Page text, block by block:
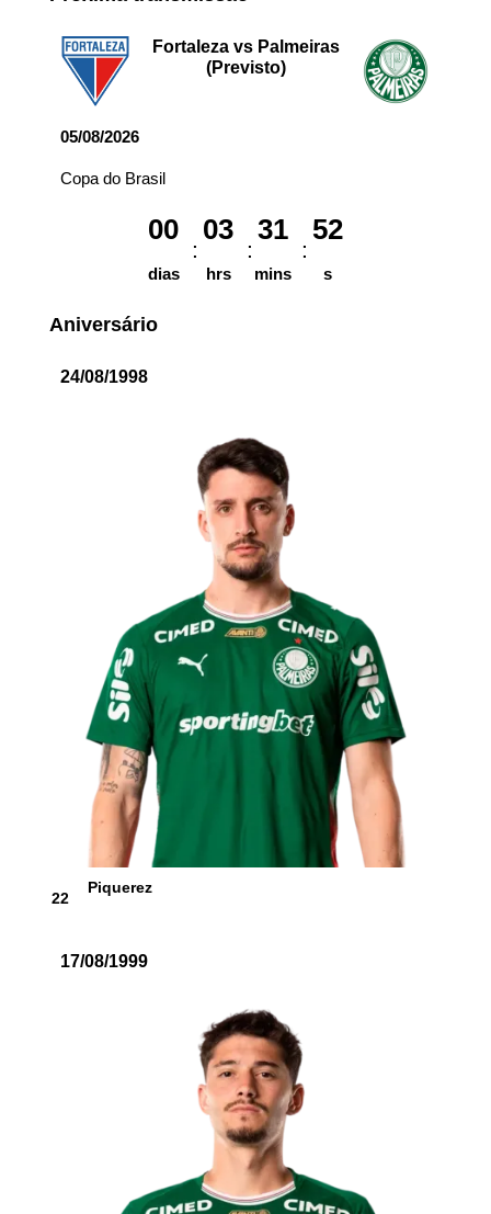
Fortaleza vs Palmeiras
(Previsto)
05/08/2026
Copa do Brasil
00
dias
03
hrs
31
mins
52
s
Aniversário
24/08/1998
22
Piquerez
17/08/1999